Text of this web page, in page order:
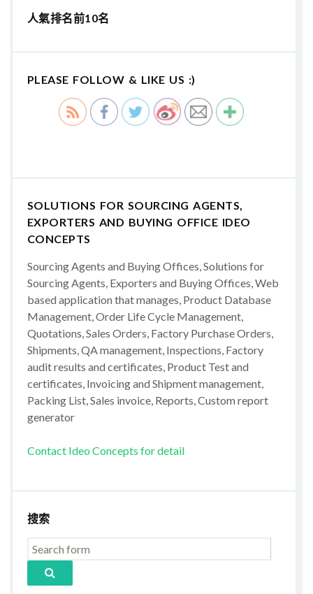
人氣排名前10名
PLEASE FOLLOW & LIKE US :)
SOLUTIONS FOR SOURCING AGENTS,
EXPORTERS AND BUYING OFFICE IDEO
CONCEPTS
Sourcing Agents and Buying Offices, Solutions for
Sourcing Agents, Exporters and Buying Offices, Web
based application that manages, Product Database
Management, Order Life Cycle Management,
Quotations, Sales Orders, Factory Purchase Orders,
Shipments, QA management, Inspections, Factory
audit results and certificates, Product Test and
certificates, Invoicing and Shipment management,
Packing List, Sales invoice, Reports, Custom report
generator
Contact Ideo Concepts for detail
搜索